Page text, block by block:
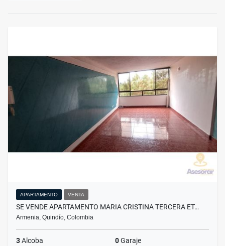
APARTAMENTO VENTA
SE VENDE APARTAMENTO MARIA CRISTINA TERCERA ET…
Armenia, Quindío, Colombia
3Alcoba 0Garaje